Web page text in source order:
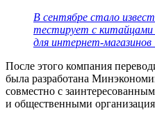
В сентябре стало
тестирует с
для интернет-
После этого компания
была разработана
совместно с
и общественными